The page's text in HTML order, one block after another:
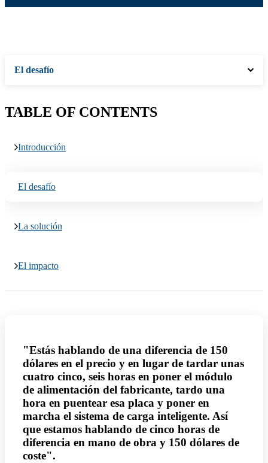
El desafío
TABLE OF CONTENTS
Introducción
El desafío
La solución
El impacto
"Estás hablando de una diferencia de 150
dólares en el precio y en lugar de tardar unas
cuatro cinco, seis horas en poner el módulo
de alimentación del fabricante, tardo una
hora en puentear esa placa y poner en
marcha el sistema de carga inteligente. Así
que estamos hablando de cinco horas de
diferencia en mano de obra y 150 dólares de
coste".